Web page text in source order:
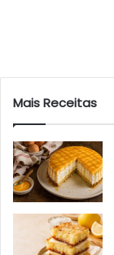
Mais Receitas